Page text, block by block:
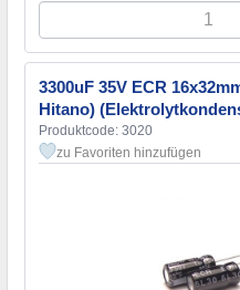
3300uF 35V ECR
Hitano)
Produktcode: 3020
zu Favoriten hinzufügen